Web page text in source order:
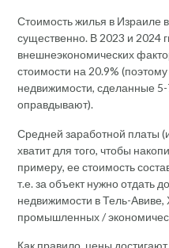
Стоимость жилья в Израиле
существенно. В 2023 и 2024
внешнеэкономических
стоимости на 20.9%
недвижимости, сделанные 5-
оправдывают).
Средней заработной платы
хватит для того, чтобы
примеру, ее стоимость
т.е. за объект нужно отдать
недвижимости в Тель-
промышленных /